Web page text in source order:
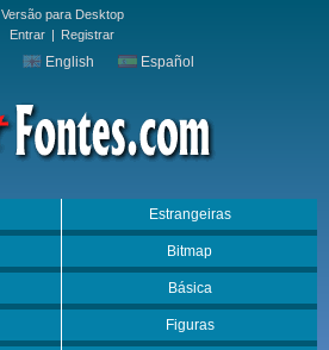
Versão para Desktop
Entrar | Registrar
English Español
Estrangeiras
Bitmap
Básica
Figuras